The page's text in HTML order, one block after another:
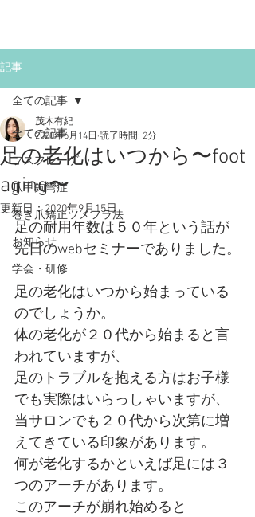
記事
全ての記事
フスフレーゲ
爪甲鉤彎症
巻き爪矯正ツメフラ法
お知らせ
学会・研修
全ての記事
足の老化はいつから〜foot
aging〜
茂木有紀
2020年6月14日 読了時間: 2分
更新日：2020年9月15日
足の耐用年数は５０年という話が
先日のwebセミナーでありました。
足の老化はいつから始まっている
のでしょうか。
体の老化が２０代から始まると言
われていますが、
足のトラブルを抱える方はお子様
でも実際はいらっしゃいますが、
当サロンでも２０代から次第に増
えてきている印象があります。
何が老化するかといえば足には３
つのアーチがあります。
このアーチが崩れ始めると